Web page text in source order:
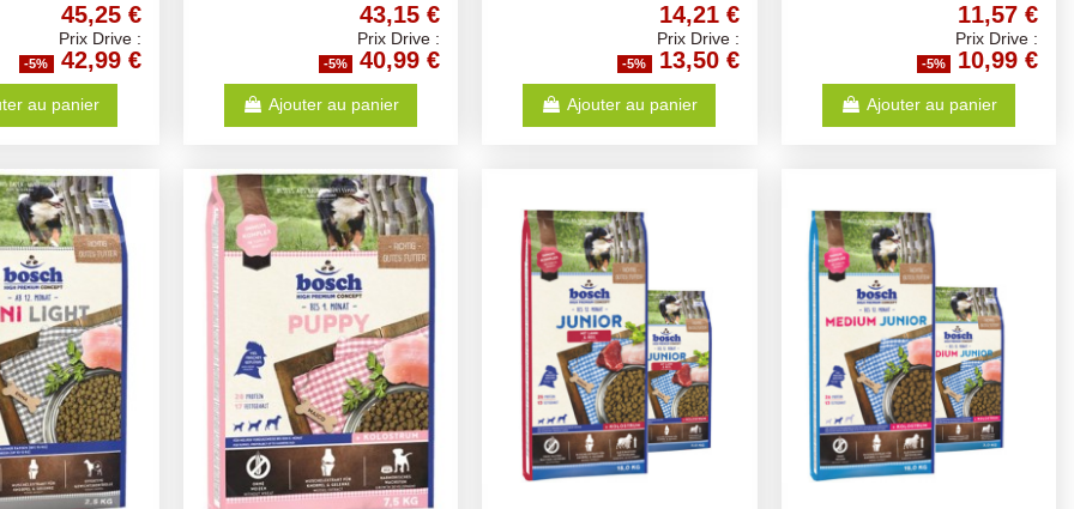
45,25 €
Prix Drive :
-5% 42,99 €
au panier
43,15 €
Prix Drive :
-5% 40,99 €
Ajouter au panier
14,21 €
Prix Drive :
-5% 13,50 €
Ajouter au panier
11,57 €
Prix Drive :
-5% 10,99 €
Ajouter au panier